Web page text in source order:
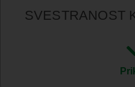
SVESTRANOST